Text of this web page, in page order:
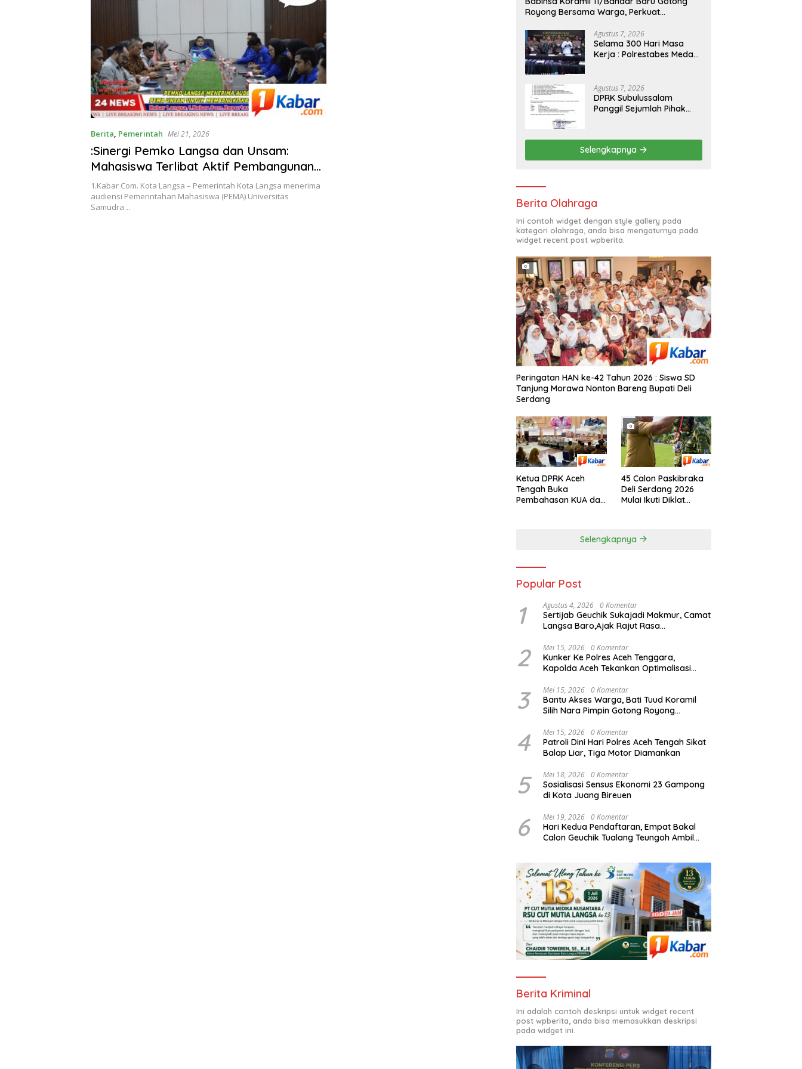
Berita, Pemerintah Mei 21, 2026
:Sinergi Pemko Langsa dan Unsam:
Mahasiswa Terlibat Aktif Pembangunan
Daerah
1.Kabar Com. Kota Langsa – Pemerintah Kota Langsa menerima
audiensi Pemerintahan Mahasiswa (PEMA) Universitas
Samudra…
Royong Bersama Warga, Perkuat
Agustus 7, 2026
Selama 300 Hari Masa
Kerja : Polrestabes Medan
Kg Sabu, 9 Kg Ganja dan
1.350 Pod Vaping Liquid
Jaringan Indonesia-
Agustus 7, 2026
DPRK Subulussalam
Panggil Sejumlah Pihak
Publik Soroti Dinamika
Pilkades
Selengkapnya
Berita Olahraga
Ini contoh widget dengan style gallery pada
kategori olahraga, anda bisa mengaturnya pada
widget recent post wpberita.
Peringatan HAN ke-42 Tahun 2026 : Siswa SD
Tanjung Morawa Nonton Bareng Bupati Deli
Serdang
Ketua DPRK Aceh
Tengah Buka
Pembahasan KUA dan
45 Calon Paskibraka
Deli Serdang 2026
Mulai Ikuti Diklat
Pengibar Bendera
Selengkapnya
Popular Post
1 Agustus 4, 2026 0 Komentar
Sertijab Geuchik Sukajadi Makmur, Camat
Langsa Baro,Ajak Rajut Rasa
2 Mei 15, 2026 0 Komentar
Kunker Ke Polres Aceh Tenggara,
Kapolda Aceh Tekankan Optimalisasi
Pesantren Darul Iman
3 Mei 15, 2026 0 Komentar
Bantu Akses Warga, Bati Tuud Koramil
Silih Nara Pimpin Gotong Royong
4 Mei 15, 2026 0 Komentar
Patroli Dini Hari Polres Aceh Tengah Sikat
Balap Liar, Tiga Motor Diamankan
5 Mei 18, 2026 0 Komentar
Sosialisasi Sensus Ekonomi 23 Gampong
di Kota Juang Bireuen
6 Mei 19, 2026 0 Komentar
Hari Kedua Pendaftaran, Empat Bakal
Calon Geuchik Tualang Teungoh Ambil
Berita Kriminal
Ini adalah contoh deskripsi untuk widget recent
post wpberita, anda bisa memasukkan deskripsi
pada widget ini.